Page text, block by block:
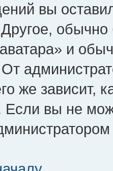
вы
и
же зависит,
Если вы не